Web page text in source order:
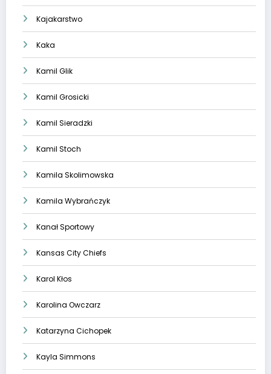
Kajakarstwo
Kaka
Kamil Glik
Kamil Grosicki
Kamil Sieradzki
Kamil Stoch
Kamila Skolimowska
Kamila Wybrańczyk
Kanał Sportowy
Kansas City Chiefs
Karol Kłos
Karolina Owczarz
Katarzyna Cichopek
Kayla Simmons